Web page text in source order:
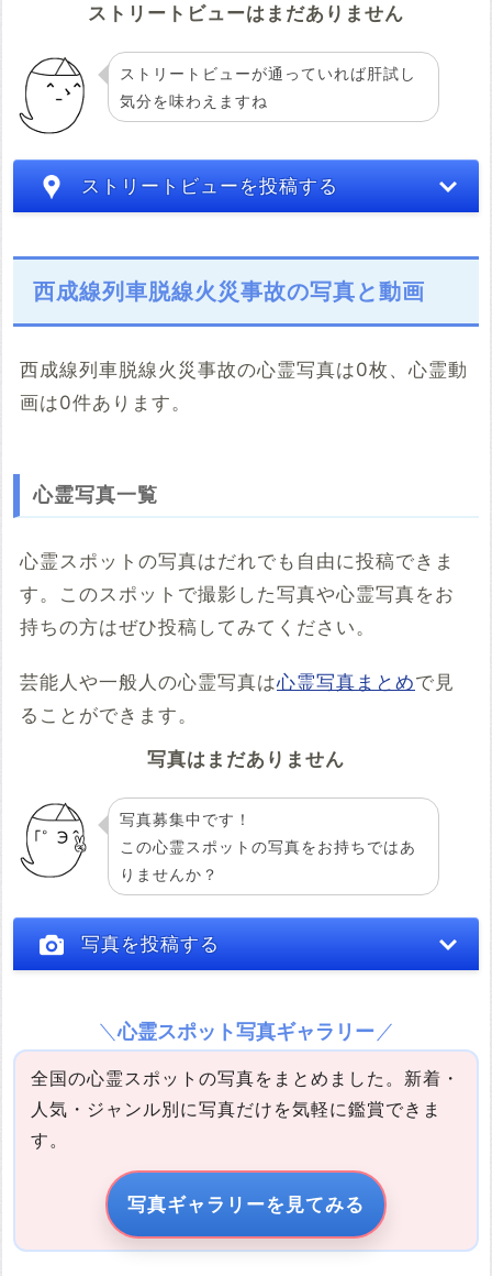
ストリートビューはまだありません
ストリートビューが通っていれば肝試し
気分を味わえますね
ストリートビューを投稿する
※「共有HTML」はパソコンでしか取得できないようです
例：<iframe src="https://www.google.com/maps/embed?
pb=******" width="600" height="450" frameborder="0"
コメント
西成線列車脱線火災事故の写真と動画
西成線列車脱線火災事故の心霊写真は0枚、心霊動
画は0件あります。
心霊写真一覧
心霊スポットの写真はだれでも自由に投稿できま
す。このスポットで撮影した写真や心霊写真をお
持ちの方はぜひ投稿してみてください。
芸能人や一般人の心霊写真は心霊写真まとめで見
ることができます。
写真はまだありません
写真募集中です！
この心霊スポットの写真をお持ちではあ
りませんか？
写真を投稿する
写真の説明
心霊スポット写真ギャラリー
全国の心霊スポットの写真をまとめました。新着・
人気・ジャンル別に写真だけを気軽に鑑賞できま
す。
写真ギャラリーを見てみる